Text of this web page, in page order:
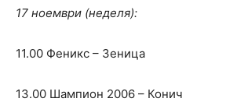
17 ноември (неделя):
11.00 Феникс – Зеница
13.00 Шампион 2006 – Конич